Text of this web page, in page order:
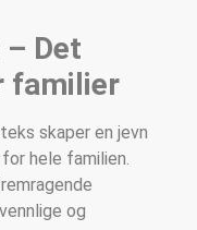
Det
familier
skaper en jevn
hele familien.
og